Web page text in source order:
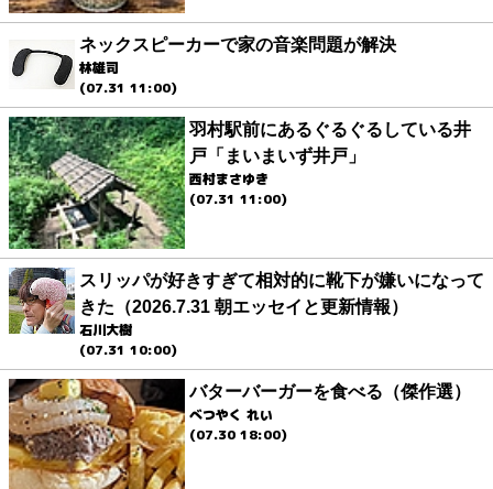
ネックスピーカーで家の音楽問題が解決
林雄司
(07.31 11:00)
羽村駅前にあるぐるぐるしている井
戸「まいまいず井戸」
西村まさゆき
(07.31 11:00)
スリッパが好きすぎて相対的に靴下が嫌いになって
きた（2026.7.31 朝エッセイと更新情報）
石川大樹
(07.31 10:00)
バターバーガーを食べる（傑作選）
べつやく れい
(07.30 18:00)